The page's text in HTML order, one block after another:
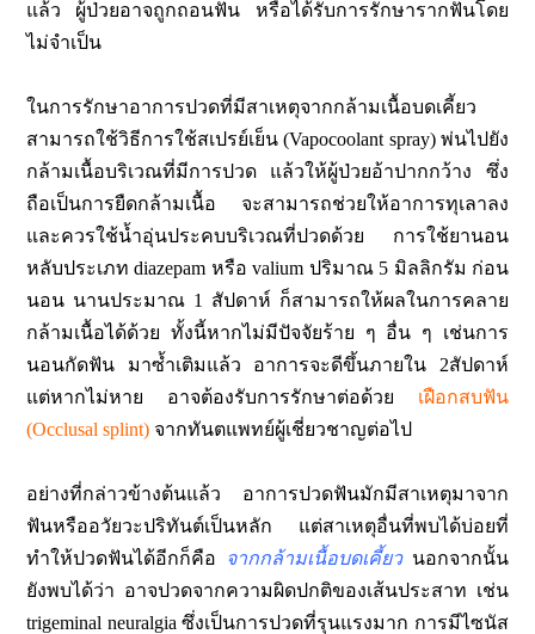
แล้ว ผู้ป่วยอาจถูกถอนฟัน หรือได้รับการรักษารากฟันโดย
ไม่จำเป็น
ในการรักษาอาการปวดที่มีสาเหตุจากกล้ามเนื้อบดเคี้ยว
สามารถใช้วิธีการใช้สเปรย์เย็น (Vapocoolant spray) พ่นไปยัง
กล้ามเนื้อบริเวณที่มีการปวด แล้วให้ผู้ป่วยอ้าปากกว้าง ซึ่ง
ถือเป็นการยืดกล้ามเนื้อ จะสามารถช่วยให้อาการทุเลาลง
และควรใช้น้ำอุ่นประคบบริเวณที่ปวดด้วย การใช้ยานอน
หลับประเภท diazepam หรือ valium ปริมาณ 5 มิลลิกรัม ก่อน
นอน นานประมาณ 1 สัปดาห์ ก็สามารถให้ผลในการคลาย
กล้ามเนื้อได้ด้วย ทั้งนี้หากไม่มีปัจจัยร้าย ๆ อื่น ๆ เช่นการ
นอนกัดฟัน มาซ้ำเติมแล้ว อาการจะดีขึ้นภายใน 2สัปดาห์
แต่หากไม่หาย อาจต้องรับการรักษาต่อด้วย เฝือกสบฟัน
(Occlusal splint)จากทันตแพทย์ผู้เชี่ยวชาญต่อไป
อย่างที่กล่าวข้างต้นแล้ว อาการปวดฟันมักมีสาเหตุมาจาก
ฟันหรืออวัยวะปริทันต์เป็นหลัก แต่สาเหตุอื่นที่พบได้บ่อยที่
ทำให้ปวดฟันได้อีกก็คือ
จากกล้ามเนื้อบดเคี้ยว นอกจากนั้น
ยังพบได้ว่า อาจปวดจากความผิดปกติของเส้นประสาท เช่น
trigeminal neuralgia ซึ่งเป็นการปวดที่รุนแรงมาก การมีไซนัส